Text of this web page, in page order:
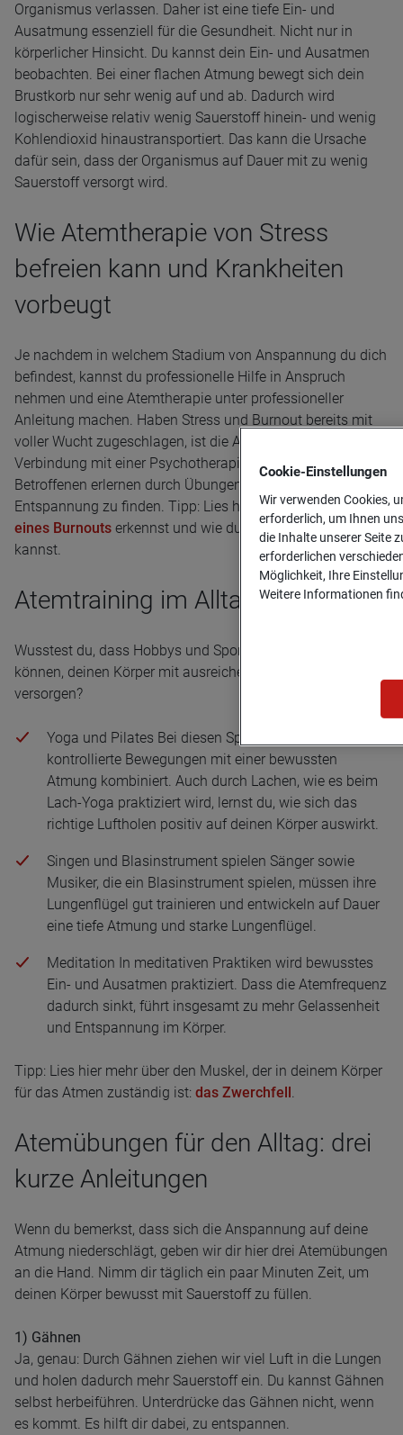
Organismus verlassen. Daher ist eine tiefe Ein- und
Ausatmung essenziell für die Gesundheit. Nicht nur in
körperlicher Hinsicht. Du kannst dein Ein- und Ausatmen
beobachten. Bei einer flachen Atmung bewegt sich dein
Brustkorb nur sehr wenig auf und ab. Dadurch wird
logischerweise relativ wenig Sauerstoff hinein- und wenig
Kohlendioxid hinaustransportiert. Das kann die Ursache
dafür sein, dass der Organismus auf Dauer mit zu wenig
Sauerstoff versorgt wird.
Wie Atemtherapie von Stress
befreien kann und Krankheiten
vorbeugt
Je nachdem in welchem Stadium von Anspannung du dich
befindest, kannst du professionelle Hilfe in Anspruch
nehmen und eine Atemtherapie unter professioneller
Anleitung machen. Haben Stress und Burnout bereits mit
voller Wucht zugeschlagen, ist die Atemtherapie meist in
Verbindung mit einer Psychotherapie empfehlenswert. Die
Betroffenen erlernen durch Übungen und bewusstes Atmen
Entspannung zu finden. Tipp: Lies hier, wie duSymptome
eines Burnouts erkennst und wie du dich schützen
kannst.
Atemtraining im Alltag
Wusstest du, dass Hobbys und Sport auch dazu beitragen
können, deinen Körper mit ausreichend Sauerstoff zu
versorgen?
Yoga und Pilates Bei diesen Sportarten werden ruhige,
kontrollierte Bewegungen mit einer bewussten
Atmung kombiniert. Auch durch Lachen, wie es beim
Lach-Yoga praktiziert wird, lernst du, wie sich das
richtige Luftholen positiv auf deinen Körper auswirkt.
Singen und Blasinstrument spielen Sänger sowie
Musiker, die ein Blasinstrument spielen, müssen ihre
Lungenflügel gut trainieren und entwickeln auf Dauer
eine tiefe Atmung und starke Lungenflügel.
Meditation In meditativen Praktiken wird bewusstes
Ein- und Ausatmen praktiziert. Dass die Atemfrequenz
dadurch sinkt, führt insgesamt zu mehr Gelassenheit
und Entspannung im Körper.
Tipp: Lies hier mehr über den Muskel, der in deinem Körper
für das Atmen zuständig ist: das Zwerchfell.
Atemübungen für den Alltag: drei
kurze Anleitungen
Wenn du bemerkst, dass sich die Anspannung auf deine
Atmung niederschlägt, geben wir dir hier drei Atemübungen
an die Hand. Nimm dir täglich ein paar Minuten Zeit, um
deinen Körper bewusst mit Sauerstoff zu füllen.
1) Gähnen
Ja, genau: Durch Gähnen ziehen wir viel Luft in die Lungen
und holen dadurch mehr Sauerstoff ein. Du kannst Gähnen
selbst herbeiführen. Unterdrücke das Gähnen nicht, wenn
es kommt. Es hilft dir dabei, zu entspannen.
Cookie-­Einstellungen
Wir verwenden Cookies,
erforderlich, um Ihnen
die Inhalte unserer Seite
erforderlichen
Möglichkeit, Ihre
Weitere Informationen